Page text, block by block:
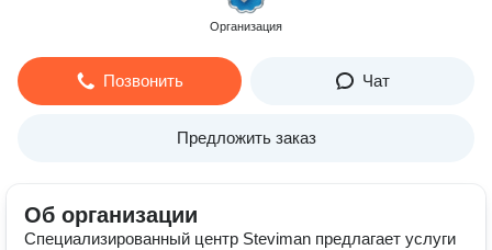
Организация
Позвонить Чат
Предложить заказ
Об организации
Специализированный центр Steviman предлагает услуги